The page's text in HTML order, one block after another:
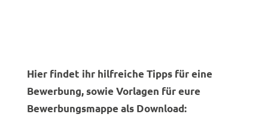
Hier findet ihr hilfreiche Tipps für eine
Bewerbung, sowie Vorlagen für eure
Bewerbungsmappe als Download: